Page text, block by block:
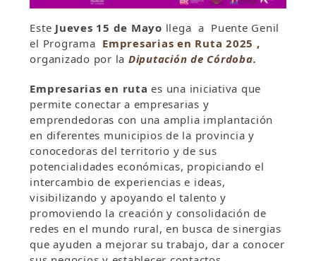
Este Jueves 15 de Mayo llega a Puente Genil
el Programa Empresarias en Ruta 2025 ,
organizado por la Diputación de Córdoba.
Empresarias en ruta es una iniciativa que
permite conectar a empresarias y
emprendedoras con una amplia implantación
en diferentes municipios de la provincia y
conocedoras del territorio y de sus
potencialidades económicas, propiciando el
intercambio de experiencias e ideas,
visibilizando y apoyando el talento y
promoviendo la creación y consolidación de
redes en el mundo rural, en busca de sinergias
que ayuden a mejorar su trabajo, dar a conocer